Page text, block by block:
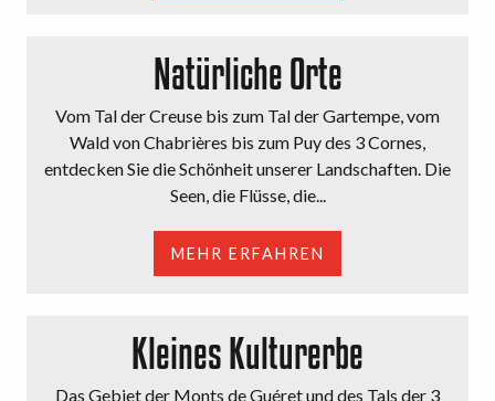
Natürliche Orte
Vom Tal der Creuse bis zum Tal der Gartempe, vom
Wald von Chabrières bis zum Puy des 3 Cornes,
entdecken Sie die Schönheit unserer Landschaften. Die
Seen, die Flüsse, die...
MEHR ERFAHREN
Kleines Kulturerbe
Das Gebiet der Monts de Guéret und des Tals der 3